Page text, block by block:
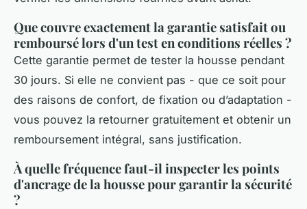
Que couvre exactement la garantie satisfait ou
remboursé lors d'un test en conditions réelles ?
Cette garantie permet de tester la housse pendant
30 jours. Si elle ne convient pas - que ce soit pour
des raisons de confort, de fixation ou d’adaptation -
vous pouvez la retourner gratuitement et obtenir un
remboursement intégral, sans justification.
À quelle fréquence faut-il inspecter les points
d'ancrage de la housse pour garantir la sécurité
?